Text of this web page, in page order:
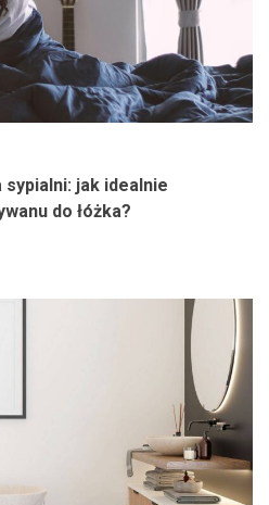
jak idealnie
do łóżka?